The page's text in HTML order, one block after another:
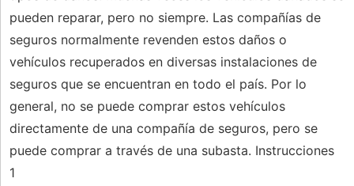
pueden reparar, pero no siempre. Las compañías de
seguros normalmente revenden estos daños o
vehículos recuperados en diversas instalaciones de
seguros que se encuentran en todo el país. Por lo
general, no se puede comprar estos vehículos
directamente de una compañía de seguros, pero se
puede comprar a través de una subasta. Instrucciones
1